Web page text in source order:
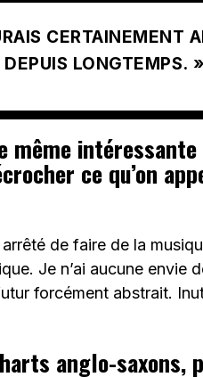
CERTAINEMENT
LONGTEMPS. »
même
ce qu’on
de faire de la
Je n’ai aucune envie
forcément abstrait.
anglo-saxons,